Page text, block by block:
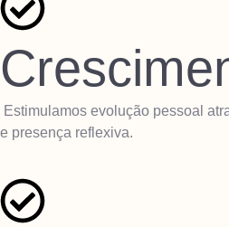
Estimulamos evolução pessoal
e presença reflexiva.